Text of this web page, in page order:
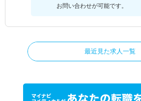
お問い合わせが可能です。
最近見た求人一覧